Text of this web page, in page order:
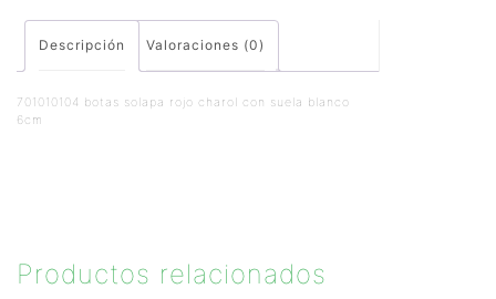
Descripción Valoraciones (0)
701010104 botas solapa rojo charol con suela blanco
6cm
Productos relacionados